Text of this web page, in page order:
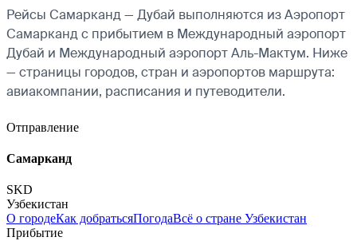
Рейсы Самарканд — Дубай выполняются из Аэропорт
Самарканд с прибытием в Международный аэропорт
Дубай и Международный аэропорт Аль-Мактум. Ниже
— страницы городов, стран и аэропортов маршрута:
авиакомпании, расписания и путеводители.
Отправление
Самарканд
SKD
Узбекистан
О городеКак добратьсяПогодаВсё о стране Узбекистан
Прибытие